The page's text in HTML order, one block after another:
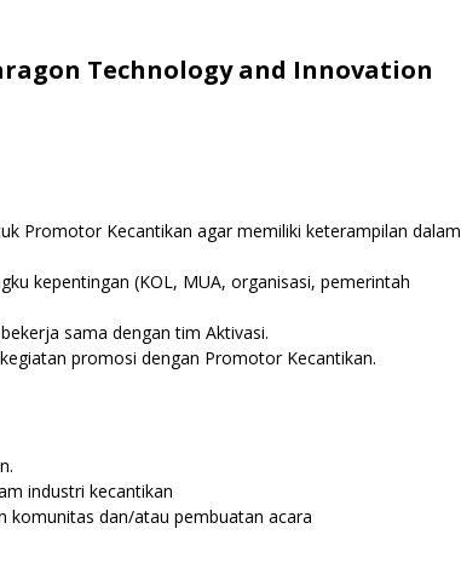
Technology and Innovation
Promotor Kecantikan agar memiliki keterampilan dalam
kepentingan (KOL, MUA, organisasi, pemerintah
sama dengan tim Aktivasi.
promosi dengan Promotor Kecantikan.
industri kecantikan
komunitas dan/atau pembuatan acara